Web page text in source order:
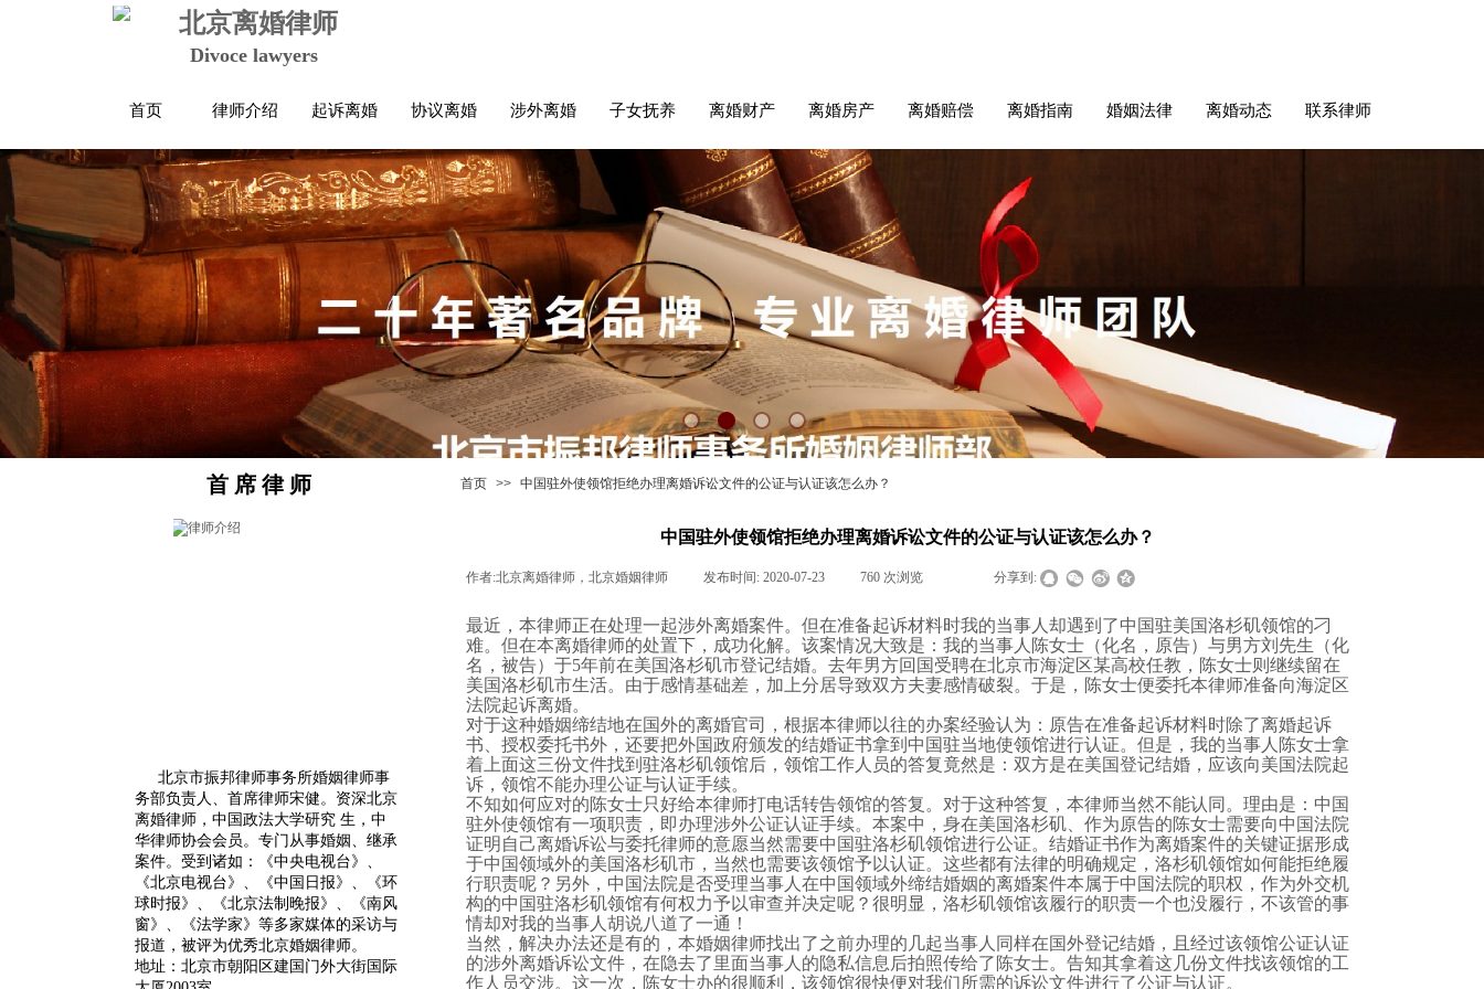
北京离婚律师
Divoce lawyers
首页 律师介绍 起诉离婚 协议离婚 涉外离婚 子女抚养 离婚财产 离婚房产 离婚赔偿 离婚指南 婚姻法律 离婚动态 联系律师
首 席 律 师 首页 >> 中国驻外使领馆拒绝办理离婚诉讼文件的公证与认证该怎么办？
中国驻外使领馆拒绝办理离婚诉讼文件的公证与认证该怎么办？
作者:北京离婚律师，北京婚姻律师 发布时间: 2020-07-23 760 次浏览 分享到:
最近，本律师正在处理一起涉外离婚案件。但在准备起诉材料时我的当事人却遇到了中国驻美国洛杉矶领馆的刁
难。但在本离婚律师的处置下，成功化解。该案情况大致是：我的当事人陈女士（化名，原告）与男方刘先生（化
名，被告）于5年前在美国洛杉矶市登记结婚。去年男方回国受聘在北京市海淀区某高校任教，陈女士则继续留在
美国洛杉矶市生活。由于感情基础差，加上分居导致双方夫妻感情破裂。于是，陈女士便委托本律师准备向海淀区
法院起诉离婚。
对于这种婚姻缔结地在国外的离婚官司，根据本律师以往的办案经验认为：原告在准备起诉材料时除了离婚起诉
书、授权委托书外，还要把外国政府颁发的结婚证书拿到中国驻当地使领馆进行认证。但是，我的当事人陈女士拿
着上面这三份文件找到驻洛杉矶领馆后，领馆工作人员的答复竟然是：双方是在美国登记结婚，应该向美国法院起
诉，领馆不能办理公证与认证手续。
不知如何应对的陈女士只好给本律师打电话转告领馆的答复。对于这种答复，本律师当然不能认同。理由是：中国
驻外使领馆有一项职责，即办理涉外公证认证手续。本案中，身在美国洛杉矶、作为原告的陈女士需要向中国法院
证明自己离婚诉讼与委托律师的意愿当然需要中国驻洛杉矶领馆进行公证。结婚证书作为离婚案件的关键证据形成
于中国领域外的美国洛杉矶市，当然也需要该领馆予以认证。这些都有法律的明确规定，洛杉矶领馆如何能拒绝履
行职责呢？另外，中国法院是否受理当事人在中国领域外缔结婚姻的离婚案件本属于中国法院的职权，作为外交机
构的中国驻洛杉矶领馆有何权力予以审查并决定呢？很明显，洛杉矶领馆该履行的职责一个也没履行，不该管的事
情却对我的当事人胡说八道了一通！
当然，解决办法还是有的，本婚姻律师找出了之前办理的几起当事人同样在国外登记结婚，且经过该领馆公证认证
的涉外离婚诉讼文件，在隐去了里面当事人的隐私信息后拍照传给了陈女士。告知其拿着这几份文件找该领馆的工
作人员交涉。这一次，陈女士办的很顺利，该领馆很快便对我们所需的诉讼文件进行了公证与认证。
北京市振邦律师事务所婚姻律师事
务部负责人、首席律师宋健。 资深北京
离婚律师 ，中国政法大学研究 生，中
华律师协会会员。专门从事婚姻、继承
案件。受到诸如：《中央电视台》、
《北京电视台》、《中国日报》、《环
球时报》、《北京法制晚报》、《南风
窗》、《法学家》等多家媒体的采访与
报道，被评为优秀北京婚姻律师。
地址：北京市朝阳区建国门外大街国际